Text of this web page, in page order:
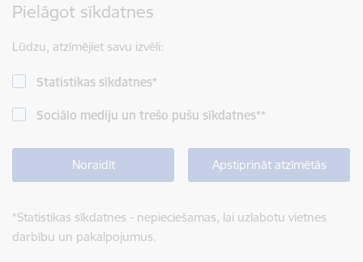
Pielāgot sīkdatnes
Lūdzu, atzīmējiet savu izvēli:
Statistikas sīkdatnes*
Sociālo mediju un trešo pušu sīkdatnes**
Noraidīt Apstiprināt atzīmētās
*Statistikas sīkdatnes - nepieciešamas, lai uzlabotu vietnes
darbību un pakalpojumus.